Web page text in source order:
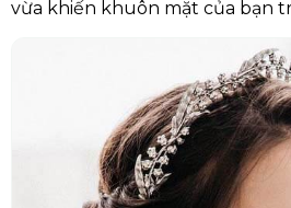
vừa khiến khuôn mặt của bạn